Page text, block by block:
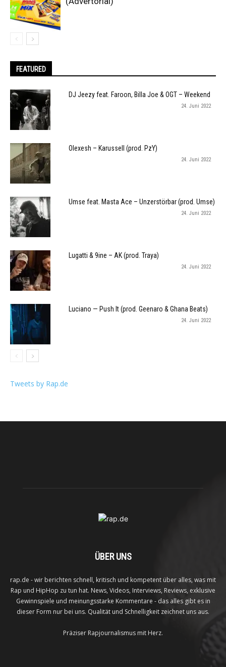
FEATURED
DJ Jeezy feat. Faroon, Billa Joe & OGT – Weekend
24. Juni 2022
Olexesh – Karussell (prod. PzY)
24. Juni 2022
Umse feat. Masta Ace – Unzerstörbar (prod. Umse)
24. Juni 2022
Lugatti & 9ine – AK (prod. Traya)
24. Juni 2022
Luciano — Push It (prod. Geenaro & Ghana Beats)
24. Juni 2022
Tweets by Rap.de
ÜBER UNS
rap.de - wir berichten schnell, kritisch und kompetent über alles, was mit
Rap und HipHop zu tun hat. News, Videos, Interviews, Reviews, exklusive
Gewinnspiele und meinungsstarke Kommentare - das alles gibt es in
dieser Form nur bei uns. Qualität und Schnelligkeit zeichnet uns aus.
Präziser Rapjournalismus mit Herz.